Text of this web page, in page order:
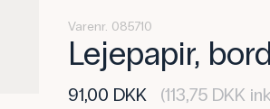
Varenr. 085710
Lejepapir,
91,00 DKK (113,75 DKK